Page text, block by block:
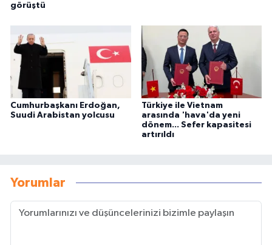
görüştü
Cumhurbaşkanı Erdoğan,
Suudi Arabistan yolcusu
Türkiye ile Vietnam
arasında 'hava'da yeni
dönem... Sefer kapasitesi
artırıldı
Yorumlar